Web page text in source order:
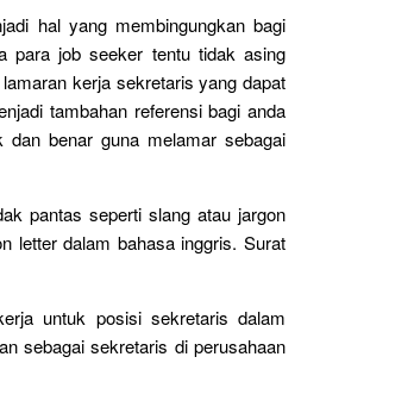
hal yang membingungkan bagi
para job seeker tentu tidak asing
kerja sekretaris yang dapat
tambahan referensi bagi anda
benar guna melamar sebagai
pantas seperti slang atau jargon
letter dalam bahasa inggris. Surat
untuk posisi sekretaris dalam
sebagai sekretaris di perusahaan